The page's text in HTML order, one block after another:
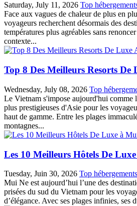
Saturday, July 11, 2026 Top
Face aux vagues de chaleur de plus en
voyageurs recherchent désormais des
températures plus agréables sans
contexte...
Top 8 Des Meilleurs Resorts De
Wednesday, July 08, 2026 Top
Le Vietnam s'impose aujourd'hui comme
plus prestigieuses d'Asie pour les
haut de gamme. Entre les plages
montagnes...
Les 10 Meilleurs Hôtels De
Tuesday, Juin 30, 2026 Top hébergements
Mui Ne est aujourd’hui l’une des
prisées du sud du Vietnam pour les
d’élégance. Avec ses plages infinies, ses